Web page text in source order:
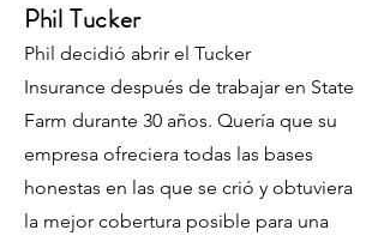
Phil Tucker
Phil decidió abrir el Tucker
Insurance después de trabajar en State
Farm durante 30 años. Quería que su
empresa ofreciera todas las bases
honestas en las que se crió y obtuviera
la mejor cobertura posible para una